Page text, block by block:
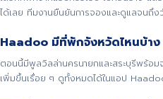
ได้เลย ทีมงานยืนยันการจองและดูแลจนถึง
Haadoo มีที่พักจังหวัดไหนบ้าง
ตอนนี้มีพูลวิลล่านครนายกและสระบุรีพร้อ
เพิ่มขึ้นเรื่อย ๆ ดูทั้งหมดได้ในแอป